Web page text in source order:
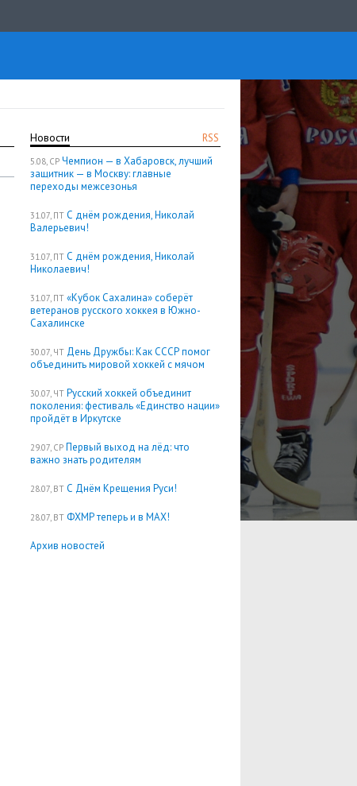
RSS
Новости
5.08, СР Чемпион — в Хабаровск, лучший
защитник — в Москву: главные
переходы межсезонья
31.07, ПТ С днём рождения, Николай
Валерьевич!
31.07, ПТ С днём рождения, Николай
Николаевич!
31.07, ПТ «Кубок Сахалина» соберёт
ветеранов русского хоккея в Южно-
Сахалинске
30.07, ЧТ День Дружбы: Как СССР помог
объединить мировой хоккей с мячом
30.07, ЧТ Русский хоккей объединит
поколения: фестиваль «Единство нации»
пройдёт в Иркутске
29.07, СР Первый выход на лёд: что
важно знать родителям
28.07, ВТ С Днём Крещения Руси!
28.07, ВТ ФХМР теперь и в MAX!
Архив новостей